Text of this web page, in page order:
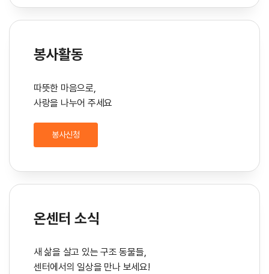
봉사활동
따뜻한 마음으로,
사랑을 나누어 주세요
봉사신청
온센터 소식
새 삶을 살고 있는 구조 동물들,
센터에서의 일상을 만나 보세요!